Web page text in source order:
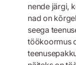
nende järgi,
nad on
seega
töökoormus